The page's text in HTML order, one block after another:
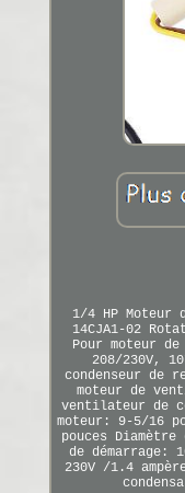
1/4 HP Moteur
14CJA1-02
Pour moteur
208/230V,
condenseur de
moteur de
ventilateur de
moteur: 9-5/16
pouces
de démarrage:
230V /1.4